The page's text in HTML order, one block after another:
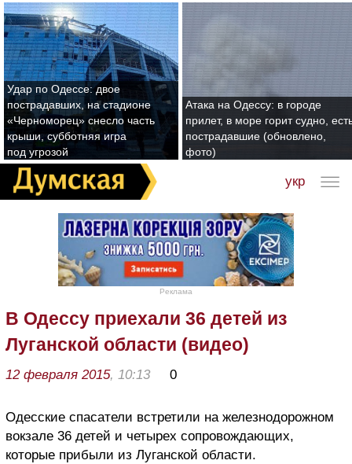
Удар по Одессе: двое
пострадавших, на стадионе
«Черноморец» снесло часть
крыши, субботняя игра
под угрозой
Атака на Одессу: в городе
прилет, в море горит судно,
пострадавшие (обновлено,
фото)
укр
Реклама
В Одессу приехали 36 детей из
Луганской области (видео)
12 февраля 2015, 10:13 0
Одесские спасатели встретили на железнодорожном
вокзале 36 детей и четырех сопровождающих,
которые прибыли из Луганской области.